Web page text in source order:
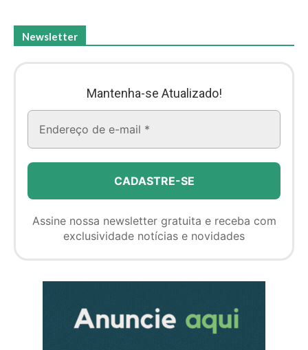
Newsletter
Mantenha-se Atualizado!
Assine nossa newsletter gratuita e receba com
exclusividade notícias e novidades